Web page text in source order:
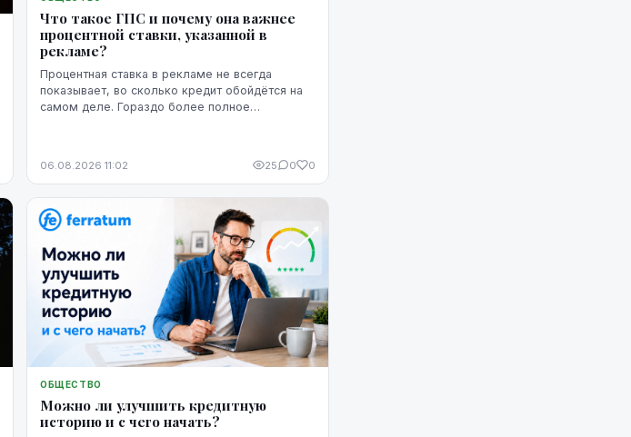
Что такое ГПС и почему она важнее
процентной ставки, указанной в
рекламе?
Процентная ставка в рекламе не всегда
показывает, во сколько кредит обойдётся на
самом деле. Гораздо более полное
06.08.2026 11:02 25 0 0
ОБЩЕСТВО
Можно ли улучшить кредитную
историю и с чего начать?